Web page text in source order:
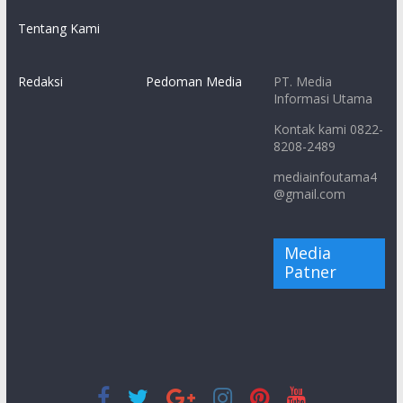
Tentang Kami
Redaksi Pedoman Media
PT. Media
Informasi Utama
Kontak kami 0822-
8208-2489
mediainfoutama4
@gmail.com
Media
Patner